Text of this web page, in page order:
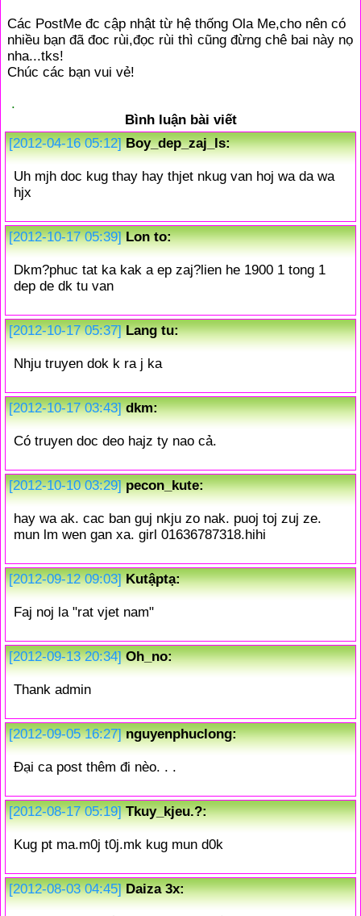
Các PostMe đc cập nhật từ hệ thống Ola Me,cho nên có
nhiều bạn đã đoc rùi,đọc rùi thì cũng đừng chê bai này nọ
nha...tks!
Chúc các bạn vui vẻ!
.
Bình luận bài viết
[2012-04-16 05:12] Boy_dep_zaj_ls:
Uh mjh doc kug thay hay thjet nkug van hoj wa da wa
hjx
[2012-10-17 05:39] Lon to:
Dkm?phuc tat ka kak a ep zaj?lien he 1900 1 tong 1
dep de dk tu van
[2012-10-17 05:37] Lang tu:
Nhju truyen dok k ra j ka
[2012-10-17 03:43] dkm:
Có truyen doc deo hajz ty nao cả.
[2012-10-10 03:29] pecon_kute:
hay wa ak. cac ban guj nkju zo nak. puoj toj zuj ze.
mun lm wen gan xa. girl 01636787318.hihi
[2012-09-12 09:03] Kutậptạ:
Faj noj la "rat vjet nam"
[2012-09-13 20:34] Oh_no:
Thank admin
[2012-09-05 16:27] nguyenphuclong:
Đại ca post thêm đi nèo. . .
[2012-08-17 05:19] Tkuy_kjeu.?:
Kug pt ma.m0j t0j.mk kug mun d0k
[2012-08-03 04:45] Daiza 3x: